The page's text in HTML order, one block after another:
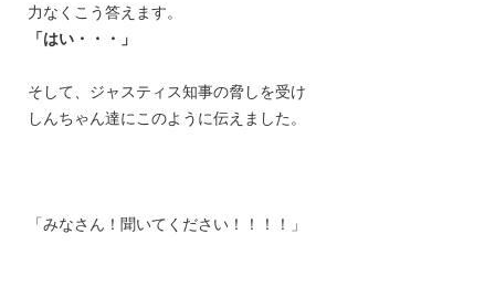
力なくこう答えます。
「はい・・・」
そして、ジャスティス知事の脅しを受け
しんちゃん達にこのように伝えました。
「みなさん！聞いてください！！！！」